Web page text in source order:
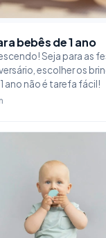
bebês de 1 ano
Seja para as
escolher os
ano não é tarefa fácil!